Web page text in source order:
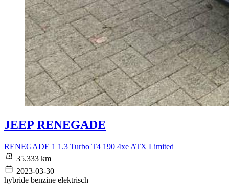
JEEP RENEGADE
RENEGADE 1 1.3 Turbo T4 190 4xe ATX Limited
35.333 km
2023-03-30
hybride benzine elektrisch